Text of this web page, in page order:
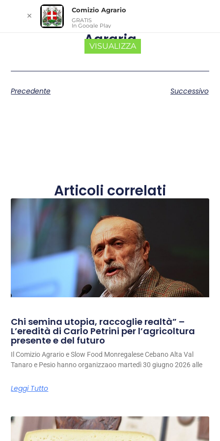
Agraria
Precedente Successivo
Articoli correlati
Chi semina utopia, raccoglie realtà” –
L’eredità di Carlo Petrini per l’agricoltura
presente e del futuro
Il Comizio Agrario e Slow Food Monregalese Cebano Alta Val
Tanaro e Pesio hanno organizzaoo martedì 30 giugno 2026 alle
Leggi Tutto
✕
Comizio Agrario
GRATIS
In Google Play
VISUALIZZA